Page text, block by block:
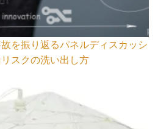
を振り返るパネルディスカッシ
スクの洗い出し方